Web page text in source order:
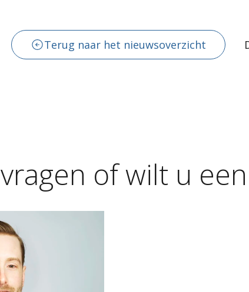
Terug naar het nieuwsoverzicht
vragen ofwilt u een